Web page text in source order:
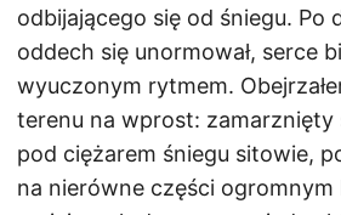
odbijającego się od śniegu. Po
oddech się unormował, serce
wyuczonym rytmem.
terenu na wprost: zamarznięty
pod ciężarem śniegu sitowie,
na nierówne części ogromnym